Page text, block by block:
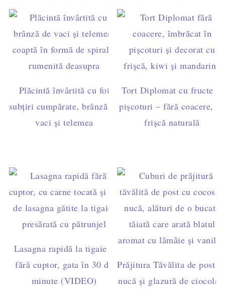
Plăcintă învârtită cu foi
subțiri cumpărate, brânză de
vaci și telemea
Tort Diplomat cu fructe și
pișcoturi – fără coacere, cu
frișcă naturală
Lasagna rapidă la tigaie –
fără cuptor, gata în 30 de
minute (VIDEO)
Prăjitura Tăvălita de post
nucă și glazură de